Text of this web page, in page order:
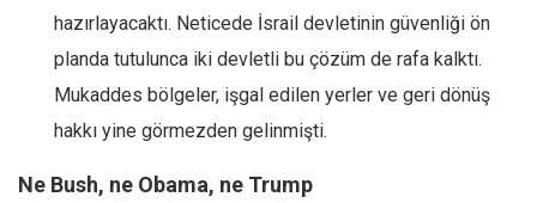
hazırlayacaktı. Neticede İsrail devletinin güvenliği ön
planda tutulunca iki devletli bu çözüm de rafa kalktı.
Mukaddes bölgeler, işgal edilen yerler ve geri dönüş
hakkı yine görmezden gelinmişti.
Ne Bush, ne Obama, ne Trump